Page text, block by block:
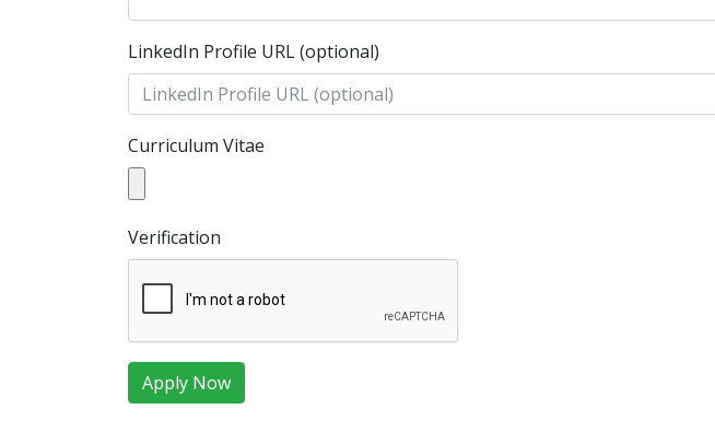
LinkedIn Profile URL (optional)
Curriculum Vitae
Verification
Apply Now